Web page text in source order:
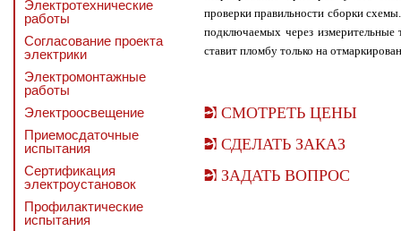
Электротехнические
работы
Согласование проекта
электрики
Электромонтажные
работы
Электроосвещение
Приемосдаточные
испытания
Сертификация
электроустановок
Профилактические
испытания
проверки правильности сборки
подключаемых через
ставит пломбу только на
СМОТРЕТЬ ЦЕНЫ
СДЕЛАТЬ ЗАКАЗ
ЗАДАТЬ ВОПРОС